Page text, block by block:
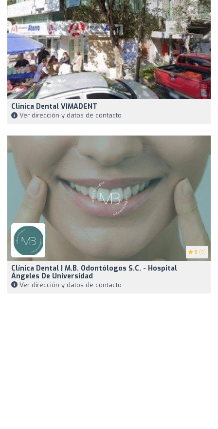
Clinica Dental VIMADENT
Ver dirección y datos de contacto
5 (3)
Clínica Dental | M.B. Odontólogos S.C. - Hospital
Ángeles De Universidad
Ver dirección y datos de contacto